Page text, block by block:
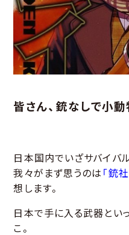
皆さん、銃なしで小
日本国内でいざサバイバ
我々がまず思うのは 「銃
想します。
日本で手に入る武器とい
こ。